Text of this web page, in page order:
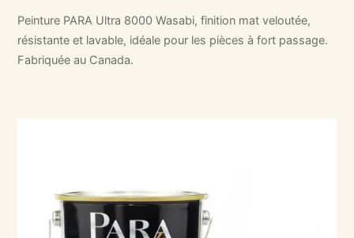
Peinture PARA Ultra 8000 Wasabi, finition mat veloutée,
résistante et lavable, idéale pour les pièces à fort passage.
Fabriquée au Canada.